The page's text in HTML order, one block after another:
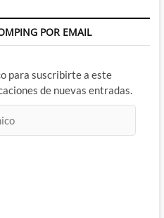
POR EMAIL
para suscribirte a este
de nuevas entradas.